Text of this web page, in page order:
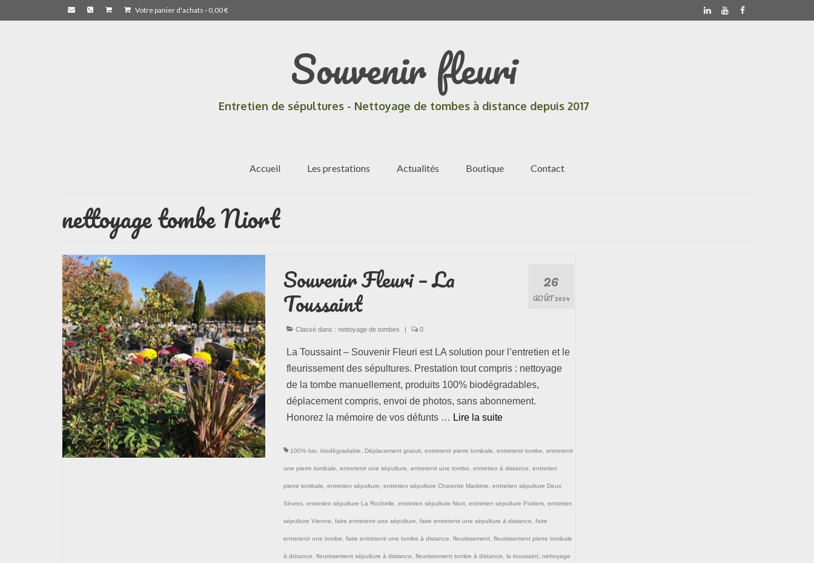
Votre panier d'achats - 0,00€
Souvenir fleuri
Entretien de sépultures - Nettoyage de tombes à distance depuis 2017
Accueil Les prestations Actualités Boutique Contact
nettoyage tombe Niort
26
AOÛT 2024
Souvenir Fleuri – La
Toussaint
Classé dans : nettoyage de tombes | 0
La Toussaint – Souvenir Fleuri est LA solution pour l’entretien et le
fleurissement des sépultures. Prestation tout compris : nettoyage
de la tombe manuellement, produits 100% biodégradables,
déplacement compris, envoi de photos, sans abonnement.
Honorez la mémoire de vos défunts … Lire la suite­­
100% bio biodégradable Déplacement gratuit, entretenir pierre tombale entretenir tombe entretenir
une pierre tombale entretenir une sépulture entretenir une tombe entretien à distance entretien
pierre tombale entretien sépulture entretien sépulture Charente Maritime entretien sépulture Deux
Sèvres, entretien sépulture La Rochelle entretien sépulture Niort, entretien sépulture Poitiers, entretien
sépulture Vienne faire entretenir une sépulture faire entretenir une sépulture à distance faire
entretenir une tombe faire entretenir une tombe à distance fleurissement, fleurissement pierre tombale
à distance fleurissement sépulture à distance fleurissement tombe à distance la toussaint, nettoyage